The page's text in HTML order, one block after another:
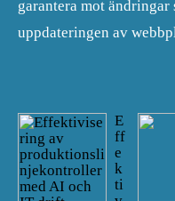
garantera mot ändringar
uppdateringen av
E
ff
e
k
ti